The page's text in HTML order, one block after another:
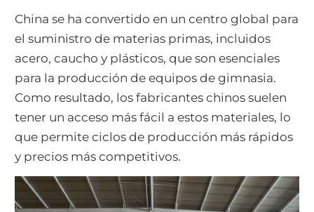
China se ha convertido en un centro global para
el suministro de materias primas, incluidos
acero, caucho y plásticos, que son esenciales
para la producción de equipos de gimnasia.
Como resultado, los fabricantes chinos suelen
tener un acceso más fácil a estos materiales, lo
que permite ciclos de producción más rápidos
y precios más competitivos.